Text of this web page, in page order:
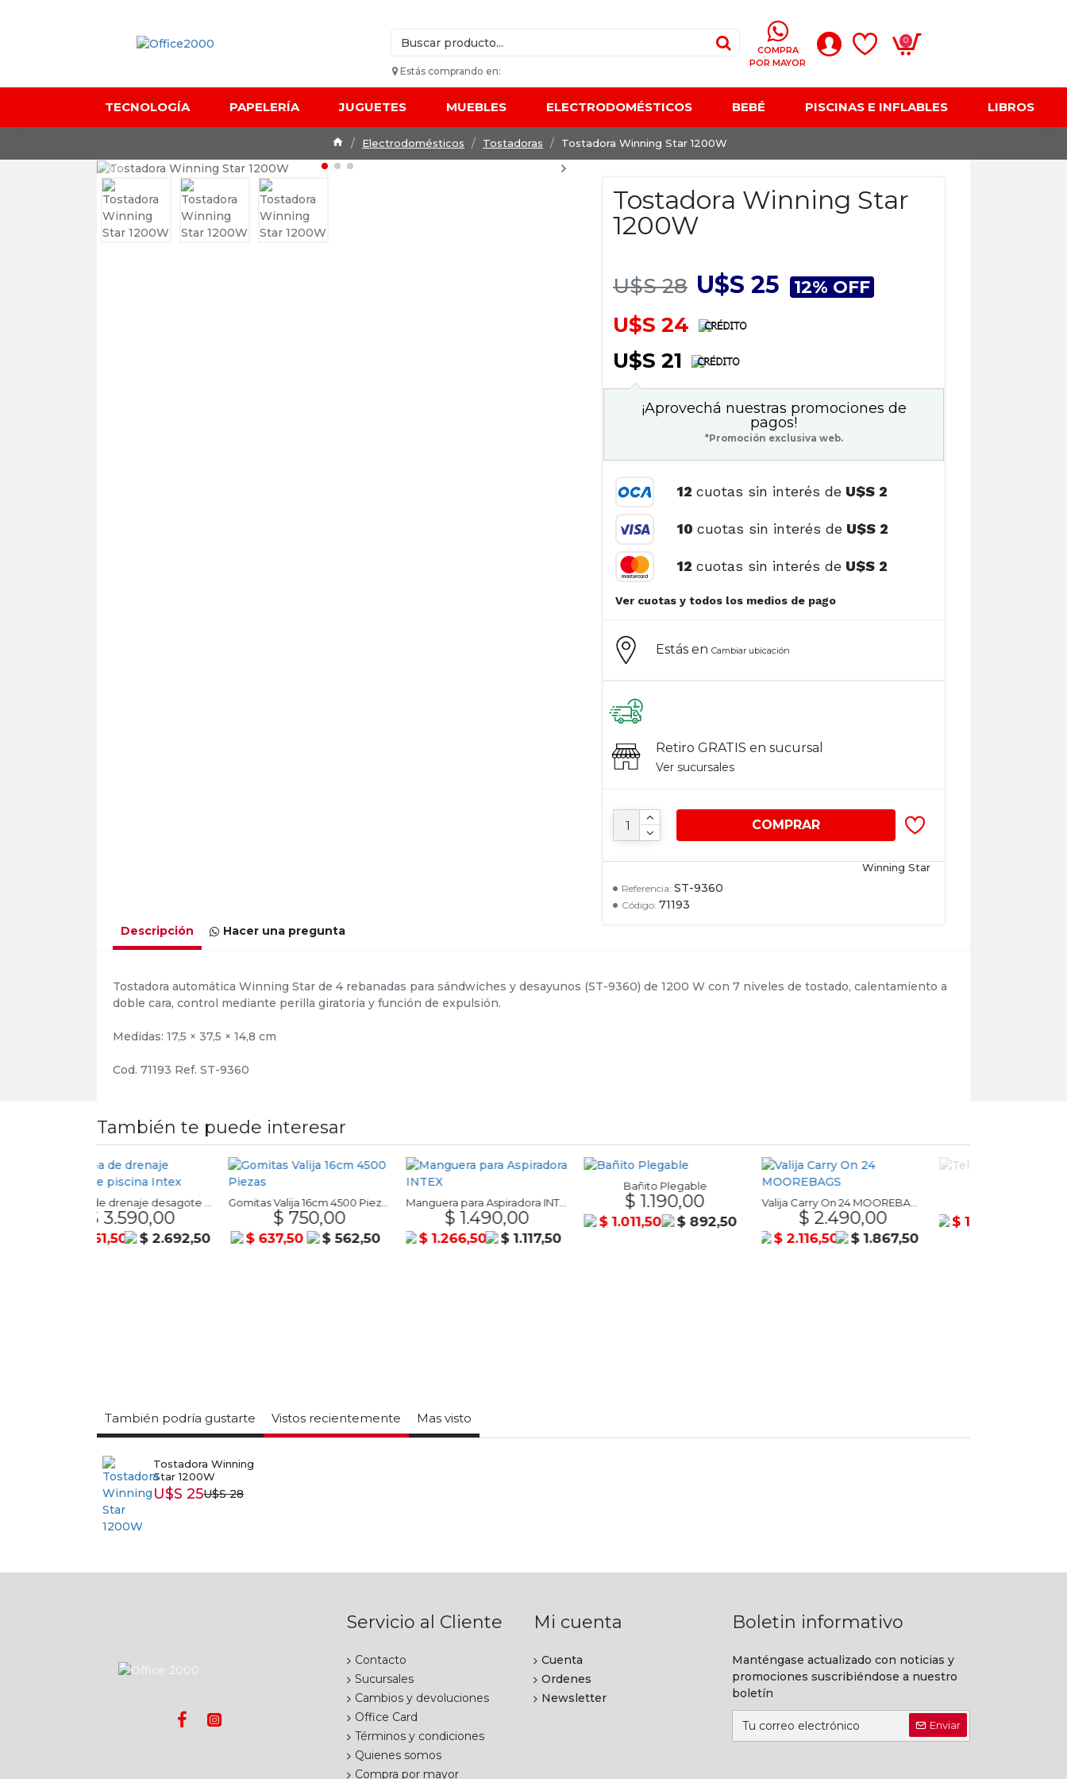
Estás comprando en:
COMPRA
POR MAYOR
0
TECNOLOGÍA PAPELERÍA JUGUETES MUEBLES ELECTRODOMÉSTICOS BEBÉ PISCINAS E INFLABLES LIBROS
Electrodomésticos Tostadoras Tostadora Winning Star 1200W
Tostadora Winning Star
1200W
Referencia: ST-9360
Código: 71193
Winning Star
U$S 28 U$S 25 12% OFF
U$S 24
U$S 21
COMPRAR
Estás enCambiar ubicación
Retiro GRATIS en sucursal
Ver sucursales
¡Aprovechá nuestras promociones de
pagos!
*Promoción exclusiva web.
12cuotas sin interés de U$S 2
10cuotas sin interés de U$S 2
12cuotas sin interés de U$S 2
Ver cuotas y todos los medios de pago
Descripción Hacer una pregunta
Tostadora automática Winning Star de 4 rebanadas para sándwiches y desayunos (ST-9360) de 1200 W con 7 niveles de tostado, calentamiento a
doble cara, control mediante perilla giratoria y función de expulsión.
Medidas: 17,5 × 37,5 × 14,8 cm
Cod. 71193 Ref. ST-9360
También te puede interesar
Gomitas Valija 16cm 4500 Piezas
$ 750,00
$ 637,50 $ 562,50
Manguera para Aspiradora INTEX
$ 1.490,00
$ 1.266,50 $ 1.117,50
$ 1.190,00
$ 1.011,50 $ 892,50
Valija Carry On 24 MOOREBAGS
$ 2.490,00
$ 1.867,50
$ 1.780,00
$ 1.513,00 $ 1.335,00
También podría gustarte Vistos recientemente Mas visto
Tostadora Winning
Star 1200W
U$S 25U$S 28
Servicio al Cliente
Contacto
Sucursales
Cambios y devoluciones
Office Card
Términos y condiciones
Quienes somos
Compra por mayor
Mi cuenta
Cuenta
Ordenes
Newsletter
Boletin informativo
Manténgase actualizado con noticias y
promociones suscribiéndose a nuestro
boletín
Enviar